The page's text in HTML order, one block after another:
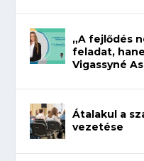
„A fejlődés
feladat,
Vigassyné
Átalakul a
vezetése